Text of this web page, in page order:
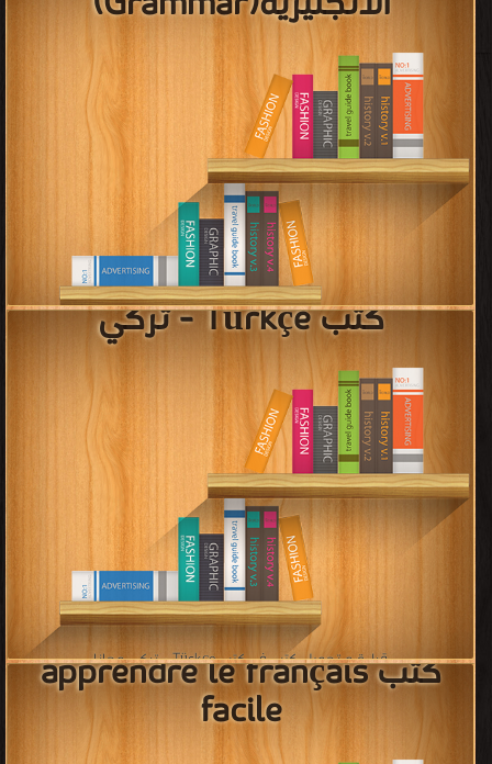
كتب علم الترادف و التضاد
قراءة و تحميل كتب في كتب علم الترادف و التضاد مجانا
[ 26 كتاب/كتب ]